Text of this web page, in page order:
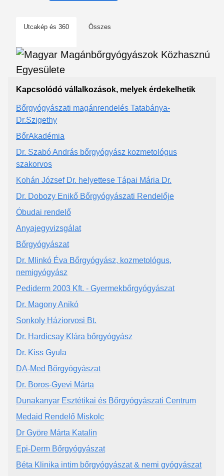
Utcakép és 360 Összes
Kapcsolódó vállalkozások, melyek érdekelhetik
Bőrgyógyászati magánrendelés Tatabánya-
Dr.Szigethy
BőrAkadémia
Dr. Szabó András bőrgyógyász kozmetológus
szakorvos
Kohán József Dr. helyettese Tápai Mária Dr.
Dr. Dobozy Enikő Bőrgyógyászati Rendelője
Óbudai rendelő
Anyajegyvizsgálat
Bőrgyógyászat
Dr. Mlinkó Éva Bőrgyógyász, kozmetológus,
nemigyógyász
Pediderm 2003 Kft. - Gyermekbőrgyógyászat
Dr. Magony Anikó
Sonkoly Háziorvosi Bt.
Dr. Hardicsay Klára bőrgyógyász
Dr. Kiss Gyula
DA-Med Bőrgyógyászat
Dr. Boros-Gyevi Márta
Dunakanyar Esztétikai és Bőrgyógyászati Centrum
Medaid Rendelő Miskolc
Dr Györe Márta Katalin
Epi-Derm Bőrgyógyászat
Béta Klinika intim bőrgyógyászat & nemi gyógyászat